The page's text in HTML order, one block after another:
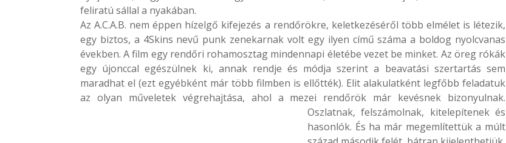
feliratú sállal a nyakában.
Az A.C.A.B. nem éppen hízelgő kifejezés a rendőrökre, keletkezéséről több elmélet is létezik,
egy biztos, a 4Skins nevű punk zenekarnak volt egy ilyen című száma a boldog nyolcvanas
években. A film egy rendőri rohamosztag mindennapi életébe vezet be minket. Az öreg rókák
egy újonccal egészülnek ki, annak rendje és módja szerint a beavatási szertartás sem
maradhat el (ezt egyébként már több filmben is ellőtték). Elit alakulatként legfőbb feladatuk
az olyan műveletek végrehajtása, ahol a mezei rendőrök már kevésnek bizonyulnak.
Oszlatnak, felszámolnak, kitelepítenek és
hasonlók. És ha már megemlítettük a múlt